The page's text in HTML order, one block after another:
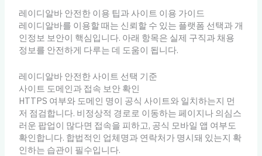
레이디알바 안전한 이용 팁과 사이트 이용 가이드
레이디알바를 이용할 때는 신뢰할 수 있는 플랫폼 선택과 개
인정보 보안이 핵심입니다. 아래 항목은 실제 구직과 채용
정보를 안전하게 다루는 데 도움이 됩니다.
레이디알바 안전한 사이트 선택 기준
사이트 도메인과 접속 보안 확인
HTTPS 여부와 도메인 명이 공식 사이트와 일치하는지 먼
저 점검합니다. 비정상적 경로로 이동하는 페이지나 의심스
러운 팝업이 많다면 접속을 피하고, 공식 모바일 앱 여부도
확인합니다. 합법적인 업체명과 연락처가 명시돼 있는지 확
인하는 습관이 필수입니다.